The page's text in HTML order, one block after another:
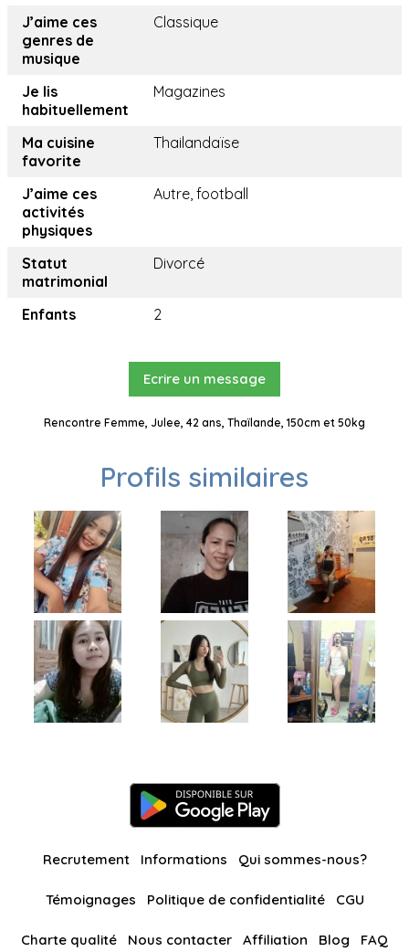
J’aime ces
genres de
musique
Classique
Je lis
habituellement
Magazines
Ma cuisine
favorite
Thailandaïse
J’aime ces
activités
physiques
Autre, football
Statut
matrimonial
Divorcé
Enfants 2
Ecrire un message
Rencontre Femme, Julee, 42 ans, Thaïlande, 150cm et 50kg
Profils similaires
Recrutement Informations Qui sommes-nous?
Témoignages Politique de confidentialité CGU
Charte qualité Nous contacter Affiliation Blog FAQ